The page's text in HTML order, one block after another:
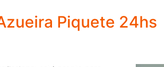
Piquete 24hs